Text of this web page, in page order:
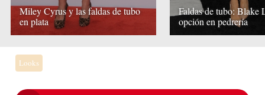
Miley Cyrus y las faldas de tubo
en plata
Faldas de tubo: Blake
opción en pedrería
Looks